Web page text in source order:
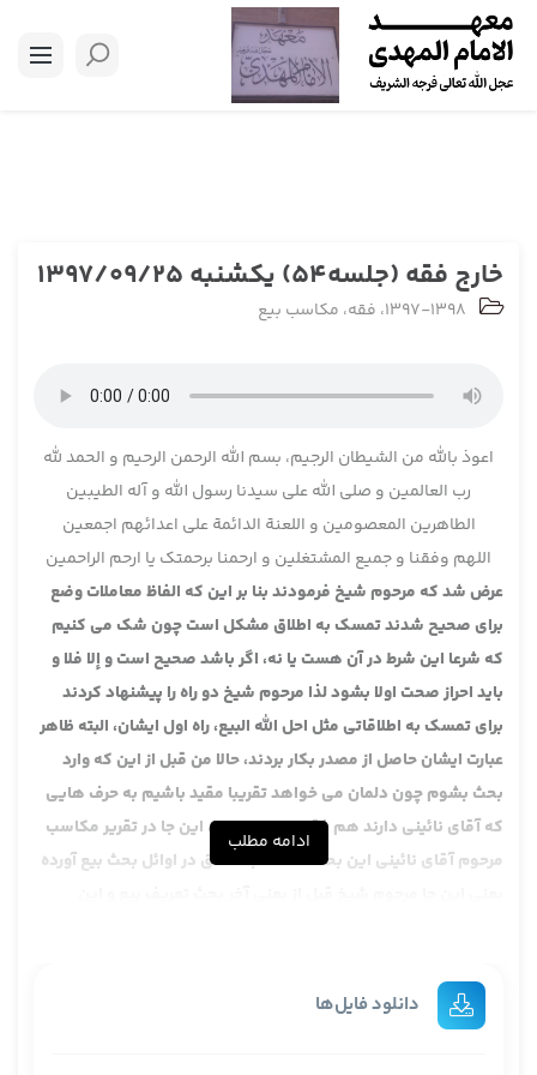
خارج فقه (جلسه54) یکشنبه 1397/09/25
1397-1398، فقه، مکاسب بیع
اعوذ بالله من الشیطان الرجیم، بسم الله الرحمن الرحیم و الحمد لله
رب العالمین و صلی الله علی سیدنا رسول الله و آله الطیبین
الطاهرین المعصومین و اللعنة الدائمة علی اعدائهم اجمعین
اللهم وفقنا و جمیع المشتغلین و ارحمنا برحمتک یا ارحم الراحمین
عرض شد که مرحوم شیخ فرمودند بنا بر این که الفاظ معاملات وضع
برای صحیح شدند تمسک به اطلاق مشکل است چون شک می کنیم
که شرعا این شرط در آن هست یا نه، اگر باشد صحیح است و إلا فلا و
باید احراز صحت اولا بشود لذا مرحوم شیخ دو راه را پیشنهاد کردند
برای تمسک به اطلاقاتی مثل احل الله البیع، راه اول ایشان، البته ظاهر
عبارت ایشان حاصل از مصدر بکار بردند، حالا من قبل از این که وارد
بحث بشوم چون دلمان می خواهد تقریبا مقید باشیم به حرف هایی
که آقای نائینی دارند هم فقها و هم اصولا، این جا در تقریر مکاسب
مرحوم آقای نائینی این بحث تمسک به اطلاق در اوائل بحث بیع آورده
جور نیست که این را در آخر بحث که بعد هم وارد معاطات شده، نه در
کتاب نائینی قدس الله سرّه در اوائل تعریف بیع می گوید بیان اموری
ادامه مطلب
دانلود فایل‌ها